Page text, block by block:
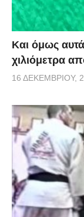
Και όμως
χιλιόμετρα
16 ΔΕΚΕΜΒΡΊΟΥ,